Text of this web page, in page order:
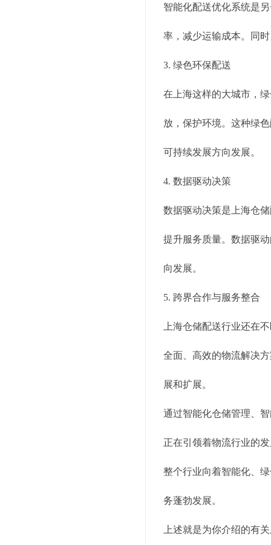
智能化配送优化系统是
率，减少运输成本。同
3. 绿色环保配送
在上海这样的大城市，
放，保护环境。这种绿
可持续发展方向发展。
4. 数据驱动决策
数据驱动决策是上海仓
提升服务质量。数据驱
向发展。
5. 跨界合作与服务整合
上海仓储配送行业还在
全面、高效的物流解决
展和扩展。
通过智能化仓储管理、
正在引领着物流行业的
整个行业向着智能化、
务蓬勃发展。
上述就是为你介绍的有